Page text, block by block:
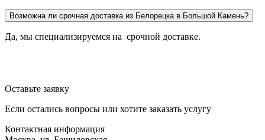
Возможна ли срочная доставка из Белорецка в Большой Камень?
Да, мы специализируемся на срочной доставке.
Оставьте заявку
Если остались вопросы или хотите заказать услугу
Контактная информация